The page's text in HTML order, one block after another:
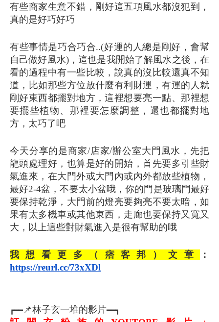
有些商家生意不錯，剛好這五項風水都沒犯到，
真的是好巧好巧
有些事情是巧合巧合..(好運的人總是剛好，會幫
自己做好風水)，這也是我開始了解風水之後，在
看的過程中有一些比較，說真的沒比較還真不知
道，比如那些方位放什麼有利財運，有運的人就
剛好東西都擺對地方，這裡想要亮一點、那裡想
要擺些植物、那裡要怎麼調整，還也都擺對地
方，太巧了吧
今天分享的是商家/店家/辦公室大門風水，先把
龍頭處理好，也算是好的開始，首先要多引些財
氣進來，在大門外或大門內或內外都放些植物，
最好2-4盆，不要太小盆哦，你的門是玻璃門最好
要保持乾淨，大門前的燈亮要夠亮不要太暗，如
果有太多機車或其他東西，走廊也要保持又寬又
大，以上這些對財氣進入是很有幫助的哦
我想看更多（痞客邦）文章
：
https://reurl.cc/73xXDl
┏━━ 📌林子玄一堆的影片━━┓